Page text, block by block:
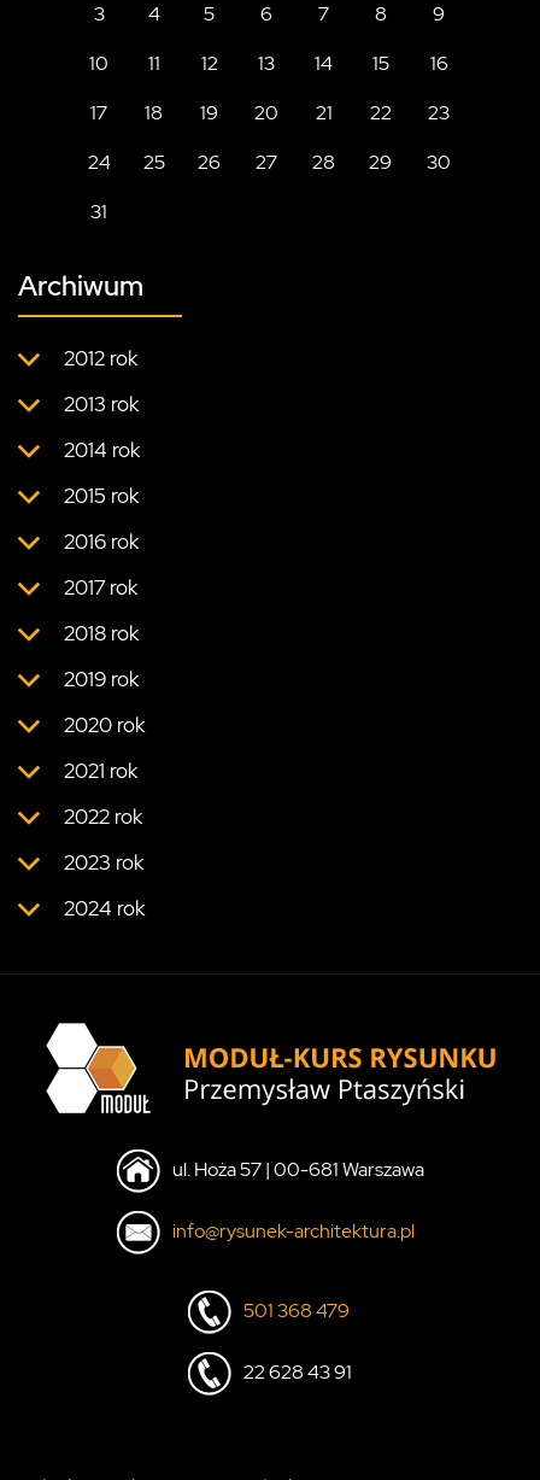
3
4 5 6 7 8
9
10
11 12 13 14 15
16
17
18 19 20 21 22
23
24
25 26 27 28 29
30
31
Archiwum
2012 rok
2013 rok
2014 rok
2015 rok
2016 rok
2017 rok
2018 rok
2019 rok
2020 rok
2021 rok
2022 rok
2023 rok
2024 rok
ul. Hoża 57 | 00-681 Warszawa
info@rysunek-architektura.pl
501 368 479
22 628 43 91